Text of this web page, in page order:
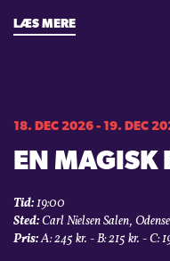
LÆS MERE
18. DEC 2026 - 19. DEC
EN MAGISK
Tid:19:00
Sted:Carl Nielsen Salen,
Pris:A: 245 kr. - B: 215 kr. - C: